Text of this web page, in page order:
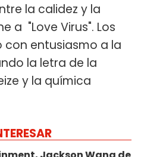
la calidez y la
a "Love Virus". Los
con entusiasmo a la
la letra de la
y la química